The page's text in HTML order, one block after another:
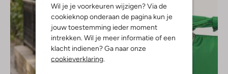
Wil je je voorkeuren wijzigen? Via de
cookieknop onderaan de pagina kun je
jouw toestemming ieder moment
intrekken. Wil je meer informatie of een
klacht indienen? Ga naar onze
cookieverklaring.